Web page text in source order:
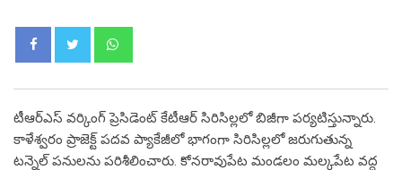
టీఆర్ఎస్ వర్కింగ్ ప్రెసిడెంట్ కేటీఆర్ సిరిసిల్లలో బిజీగా పర్యటిస్తున్నారు.
కాళేశ్వరం ప్రాజెక్ట్ పదవ ప్యాకేజీలో భాగంగా సిరిసిల్లలో జరుగుతున్న
టన్నెల్ పనులను పరిశీలించారు. కోనరావుపేట మండలం మల్కపేట వద్ద